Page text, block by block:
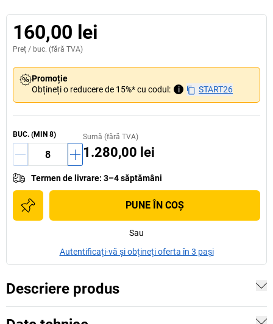
160,00 lei
Preț / buc. (fără TVA)
Promoție
Obțineți o reducere de 15%* cu codul:
i START26
BUC. (MIN 8) Sumă (fără TVA)
1.280,00 lei
Termen de livrare: 3–4 săptămâni
PUNE ÎN COŞ
Sau
Autentificați-vă și obțineți oferta în 3 pași
Descriere produs